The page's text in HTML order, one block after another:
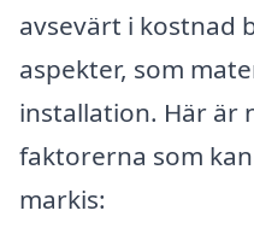
avsevärt i kostnad
aspekter, som
installation. Här är
faktorerna som
markis: